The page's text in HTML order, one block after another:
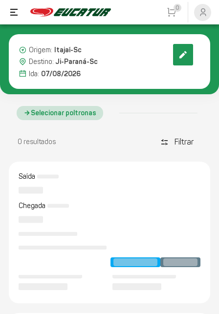
0
Origem: Itajaí-Sc
Destino: Ji-Paraná-Sc
Ida: 07/08/2026
Selecionar poltronas
0 resultados discover_tune Filtrar
Saída
Chegada